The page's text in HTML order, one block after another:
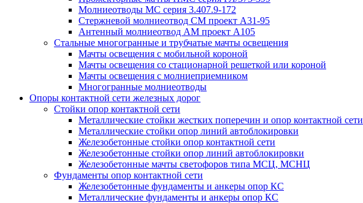
Молниеотводы МС серия 3.407.9-172
Стержневой молниеотвод СМ проект А31-95
Антенный молниеотвод АМ проект А105
Стальные многогранные и трубчатые мачты освещения
Мачты освещения с мобильной короной
Мачты освещения со стационарной решеткой или короной
Мачты освещения с молниеприемником
Многогранные молниеотводы
Опоры контактной сети железных дорог
Стойки опор контактной сети
Металлические стойки жестких поперечин и опор контактной сети
Металлические стойки опор линий автоблокировки
Железобетонные стойки опор контактной сети
Железобетонные стойки опор линий автоблокировки
Железобетонные мачты светофоров типа МСЦ, МСНЦ
Фундаменты опор контактной сети
Железобетонные фундаменты и анкеры опор КС
Металлические фундаменты и анкеры опор КС